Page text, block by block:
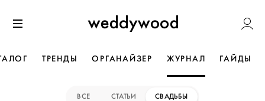
к содержанию
Weddywood
ТРЕНДЫ ОРГАНАЙЗЕР ЖУРНАЛ ГАЙДЫ
ВСЕ СТАТЬИ СВАДЬБЫ